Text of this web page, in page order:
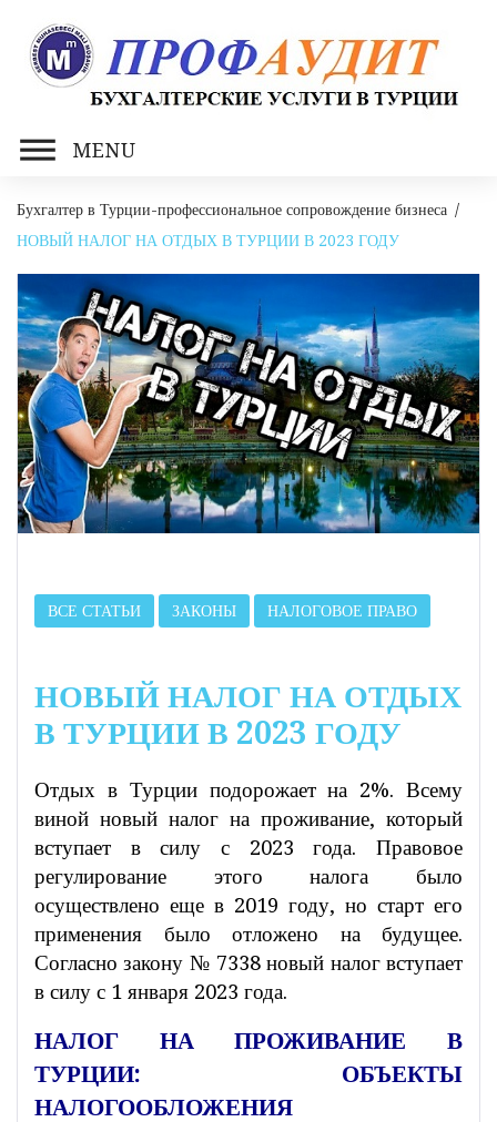
content
MENU
Бухгалтер в Турции-профессиональное сопровождение бизнеса /
НОВЫЙ НАЛОГ НА ОТДЫХ В ТУРЦИИ В 2023 ГОДУ
ВСЕ СТАТЬИ ЗАКОНЫ НАЛОГОВОЕ ПРАВО
НОВЫЙ НАЛОГ НА ОТДЫХ
В ТУРЦИИ В 2023 ГОДУ
Отдых в Турции подорожает на 2%. Всему
виной новый налог на проживание, который
вступает в силу с 2023 года. Правовое
регулирование этого налога было
осуществлено еще в 2019 году, но старт его
применения было отложено на будущее.
Согласно закону № 7338 новый налог вступает
в силу с 1 января 2023 года.
НАЛОГ НА ПРОЖИВАНИЕ В
ТУРЦИИ: ОБЪЕКТЫ
НАЛОГООБЛОЖЕНИЯ